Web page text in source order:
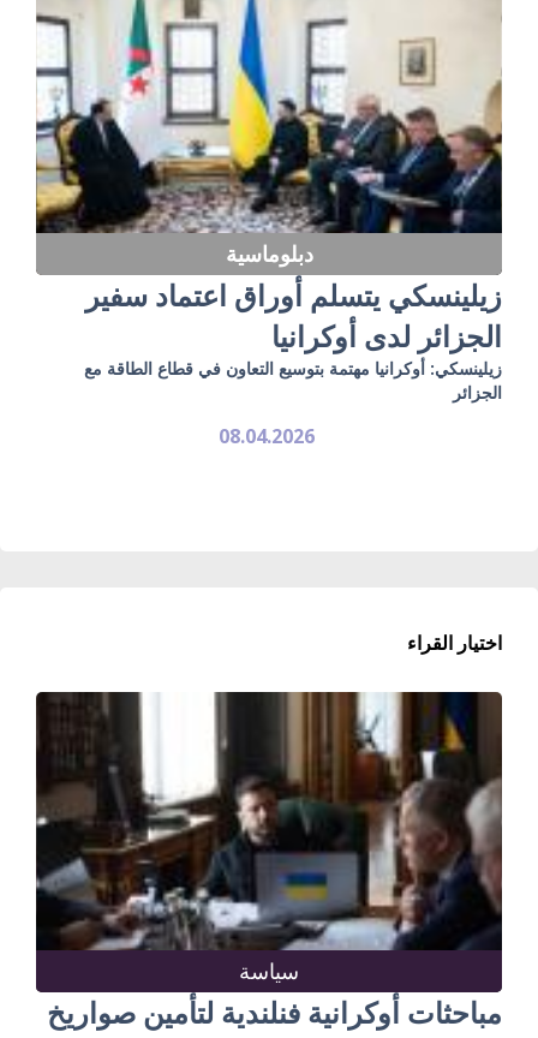
دبلوماسية
زيلينسكي يتسلم أوراق اعتماد سفير
الجزائر لدى أوكرانيا
زيلينسكي: أوكرانيا مهتمة بتوسيع التعاون في قطاع الطاقة مع
الجزائر
08.04.2026
اختيار القراء
سياسة
مباحثات أوكرانية فنلندية لتأمين صواريخ